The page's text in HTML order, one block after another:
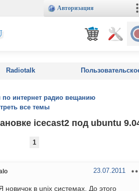
Авторизация
Radiotalk
интернет радио вещанию
все темы
icecast2 под ubuntu
1
23.07.2011
новичок в unix системах. До этого